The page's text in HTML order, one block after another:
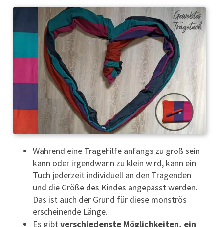
Während eine Tragehilfe anfangs zu groß sein
kann oder irgendwann zu klein wird, kann ein
Tuch jederzeit individuell an den Tragenden
und die Größe des Kindes angepasst werden.
Das ist auch der Grund für diese monströs
erscheinende Länge.
Es gibtverschiedenste Möglichkeiten, ein